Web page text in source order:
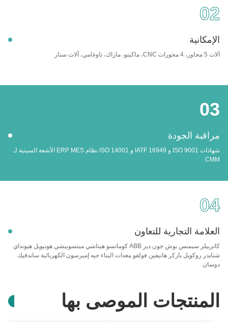
02
الإمكانية
آلات 5 محاور، 4 محورات CNC، ماكينو، مازاك، تاوغامي، آلات ستار
03
مراقبة الجودة
شهادات ISO 9001 و IATF 16949 و ISO 14001 نظام ERP MES الأشعة السينية لـ
CMM
04
العلامة التجارية للتعاون
كاتربيلر سيمنس بوش جون دير ABB كوماتسو هيتاشي ميتسوبيشي هونيويل هيونداي
شنايدر روكويل باركر هانيفين فولفو معدات البناء جيه إميرسون الكهربائية ساندفيك
دوسان
المنتجات الموصى بها